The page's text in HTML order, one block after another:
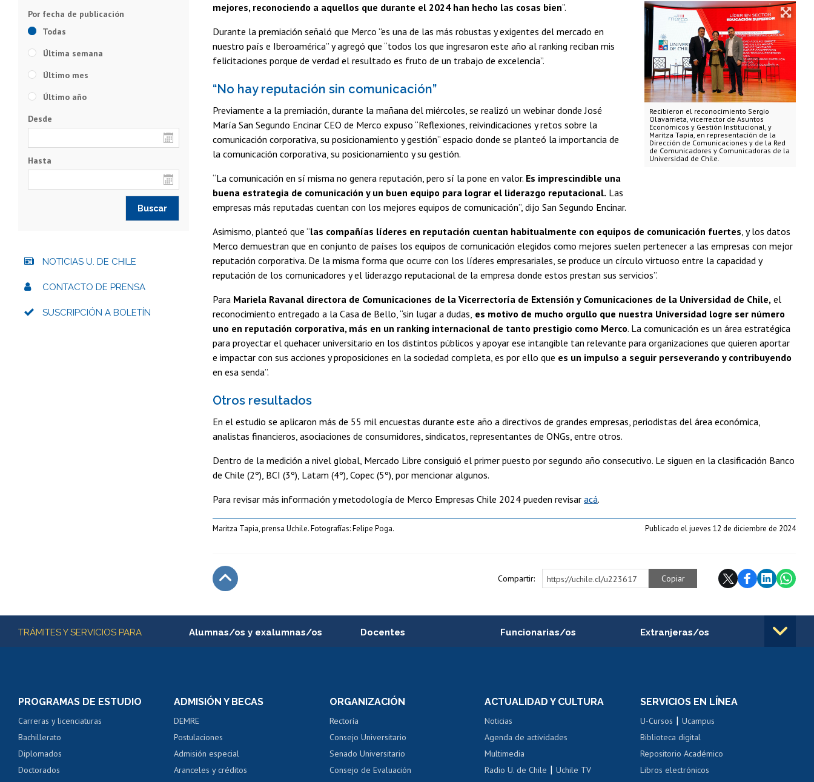
Recibieron el reconocimiento Sergio
Olavarrieta, vicerrector de Asuntos
Económicos y Gestión Institucional, y
Maritza Tapia, en representación de la
Dirección de Comunicaciones y de la Red
de Comunicadores y Comunicadoras de la
Universidad de Chile.
mejores, reconociendo a aquellos que durante el 2024 han hecho las cosas bien”.
Durante la premiación señaló que Merco “es una de las más robustas y exigentes del mercado en
nuestro país e Iberoamérica” y agregó que “todos los que ingresaron este año al ranking reciban mis
felicitaciones porque de verdad el resultado es fruto de un trabajo de excelencia”.
“No hay reputación sin comunicación”
Previamente a la premiación, durante la mañana del miércoles, se realizó un webinar donde José
María San Segundo Encinar CEO de Merco expuso “Reflexiones, reivindicaciones y retos sobre la
comunicación corporativa, su posicionamiento y gestión” espacio donde se planteó la importancia de
la comunicación corporativa, su posicionamiento y su gestión.
“La comunicación en sí misma no genera reputación, pero sí la pone en valor. Es imprescindible una
buena estrategia de comunicación y un buen equipo para lograr el liderazgo reputacional. Las
empresas más reputadas cuentan con los mejores equipos de comunicación”, dijo San Segundo Encinar.
Asimismo, planteó que “las compañías líderes en reputación cuentan habitualmente con equipos de comunicación fuertes, y los datos
Merco demuestran que en conjunto de países los equipos de comunicación elegidos como mejores suelen pertenecer a las empresas con mejor
reputación corporativa. De la misma forma que ocurre con los líderes empresariales, se produce un círculo virtuoso entre la capacidad y
reputación de los comunicadores y el liderazgo reputacional de la empresa donde estos prestan sus servicios”.
Para Mariela Ravanal directora de Comunicaciones de la Vicerrectoría de Extensión y Comunicaciones de la Universidad de Chile, el
reconocimiento entregado a la Casa de Bello, “sin lugar a dudas, es motivo de mucho orgullo que nuestra Universidad logre ser número
uno en reputación corporativa, más en un ranking internacional de tanto prestigio como Merco. La comunicación es un área estratégica
para proyectar el quehacer universitario en los distintos públicos y apoyar ese intangible tan relevante para organizaciones que quieren aportar
e impactar con sus acciones y proposiciones en la sociedad completa, es por ello que es un impulso a seguir perseverando y contribuyendo
en esa senda”.
Otros resultados
En el estudio se aplicaron más de 55 mil encuestas durante este año a directivos de grandes empresas, periodistas del área económica,
analistas financieros, asociaciones de consumidores, sindicatos, representantes de ONGs, entre otros.
Dentro de la medición a nivel global, Mercado Libre consiguió el primer puesto por segundo año consecutivo. Le siguen en la clasificación Banco
de Chile (2º), BCI (3º), Latam (4º), Copec (5º), por mencionar algunos.
Para revisar más información y metodología de Merco Empresas Chile 2024 pueden revisar acá.
Maritza Tapia, prensa Uchile. Fotografías: Felipe Poga. Publicado el jueves 12 de diciembre de 2024
Compartir: https://uchile.cl/u223617 Copiar
Todas
Última semana
Último mes
Último año
Desde
Hasta
NOTICIAS U. DE CHILE
CONTACTO DE PRENSA
SUSCRIPCIÓN A BOLETÍN
Más información
TRÁMITES Y SERVICIOS PARA Alumnas/os y exalumnas/os
Servicio médico y dental
Pago de arancel y crédito alumnos
Pago de arancel y crédito exalumnos
Certificado de títulos y grados
Docentes
Perfeccionamiento
Evaluación docente
Calificación académica
Postulación al AUCAI
Funcionarias/os
Portal de movilidad interna
Certificado de renta
Certificado de renta
Extranjeras/os
Cursos de español
PROGRAMAS DE ESTUDIO
Carreras y licenciaturas
Bachillerato
Diplomados
Doctorados
ADMISIÓN Y BECAS
DEMRE
Postulaciones
Admisión especial
Aranceles y créditos
ORGANIZACIÓN
Rectoría
Consejo Universitario
Senado Universitario
Consejo de Evaluación
ACTUALIDAD Y CULTURA
Noticias
Agenda de actividades
Multimedia
Radio U. de Chile |Uchile TV
SERVICIOS EN LÍNEA
U-Cursos |Ucampus
Biblioteca digital
Repositorio Académico
Libros electrónicos